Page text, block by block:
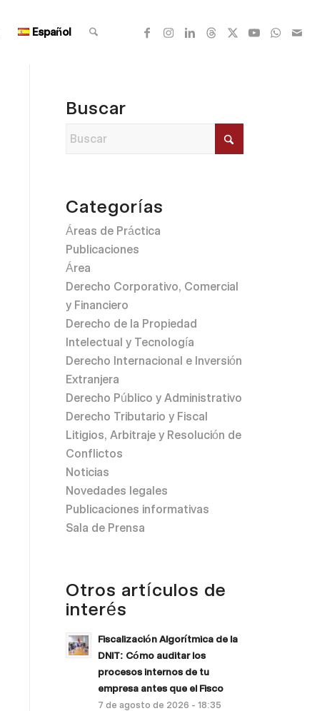
Español
Buscar
Categorías
Áreas de Práctica
Publicaciones
Área
Derecho Corporativo, Comercial
y Financiero
Derecho de la Propiedad
Intelectual y Tecnología
Derecho Internacional e Inversión
Extranjera
Derecho Público y Administrativo
Derecho Tributario y Fiscal
Litigios, Arbitraje y Resolución de
Conflictos
Noticias
Novedades legales
Publicaciones informativas
Sala de Prensa
Otros artículos de
interés
Fiscalización Algorítmica de la
DNIT: Cómo auditar los
procesos internos de tu
empresa antes que el Fisco
7 de agosto de 2026 - 18:35